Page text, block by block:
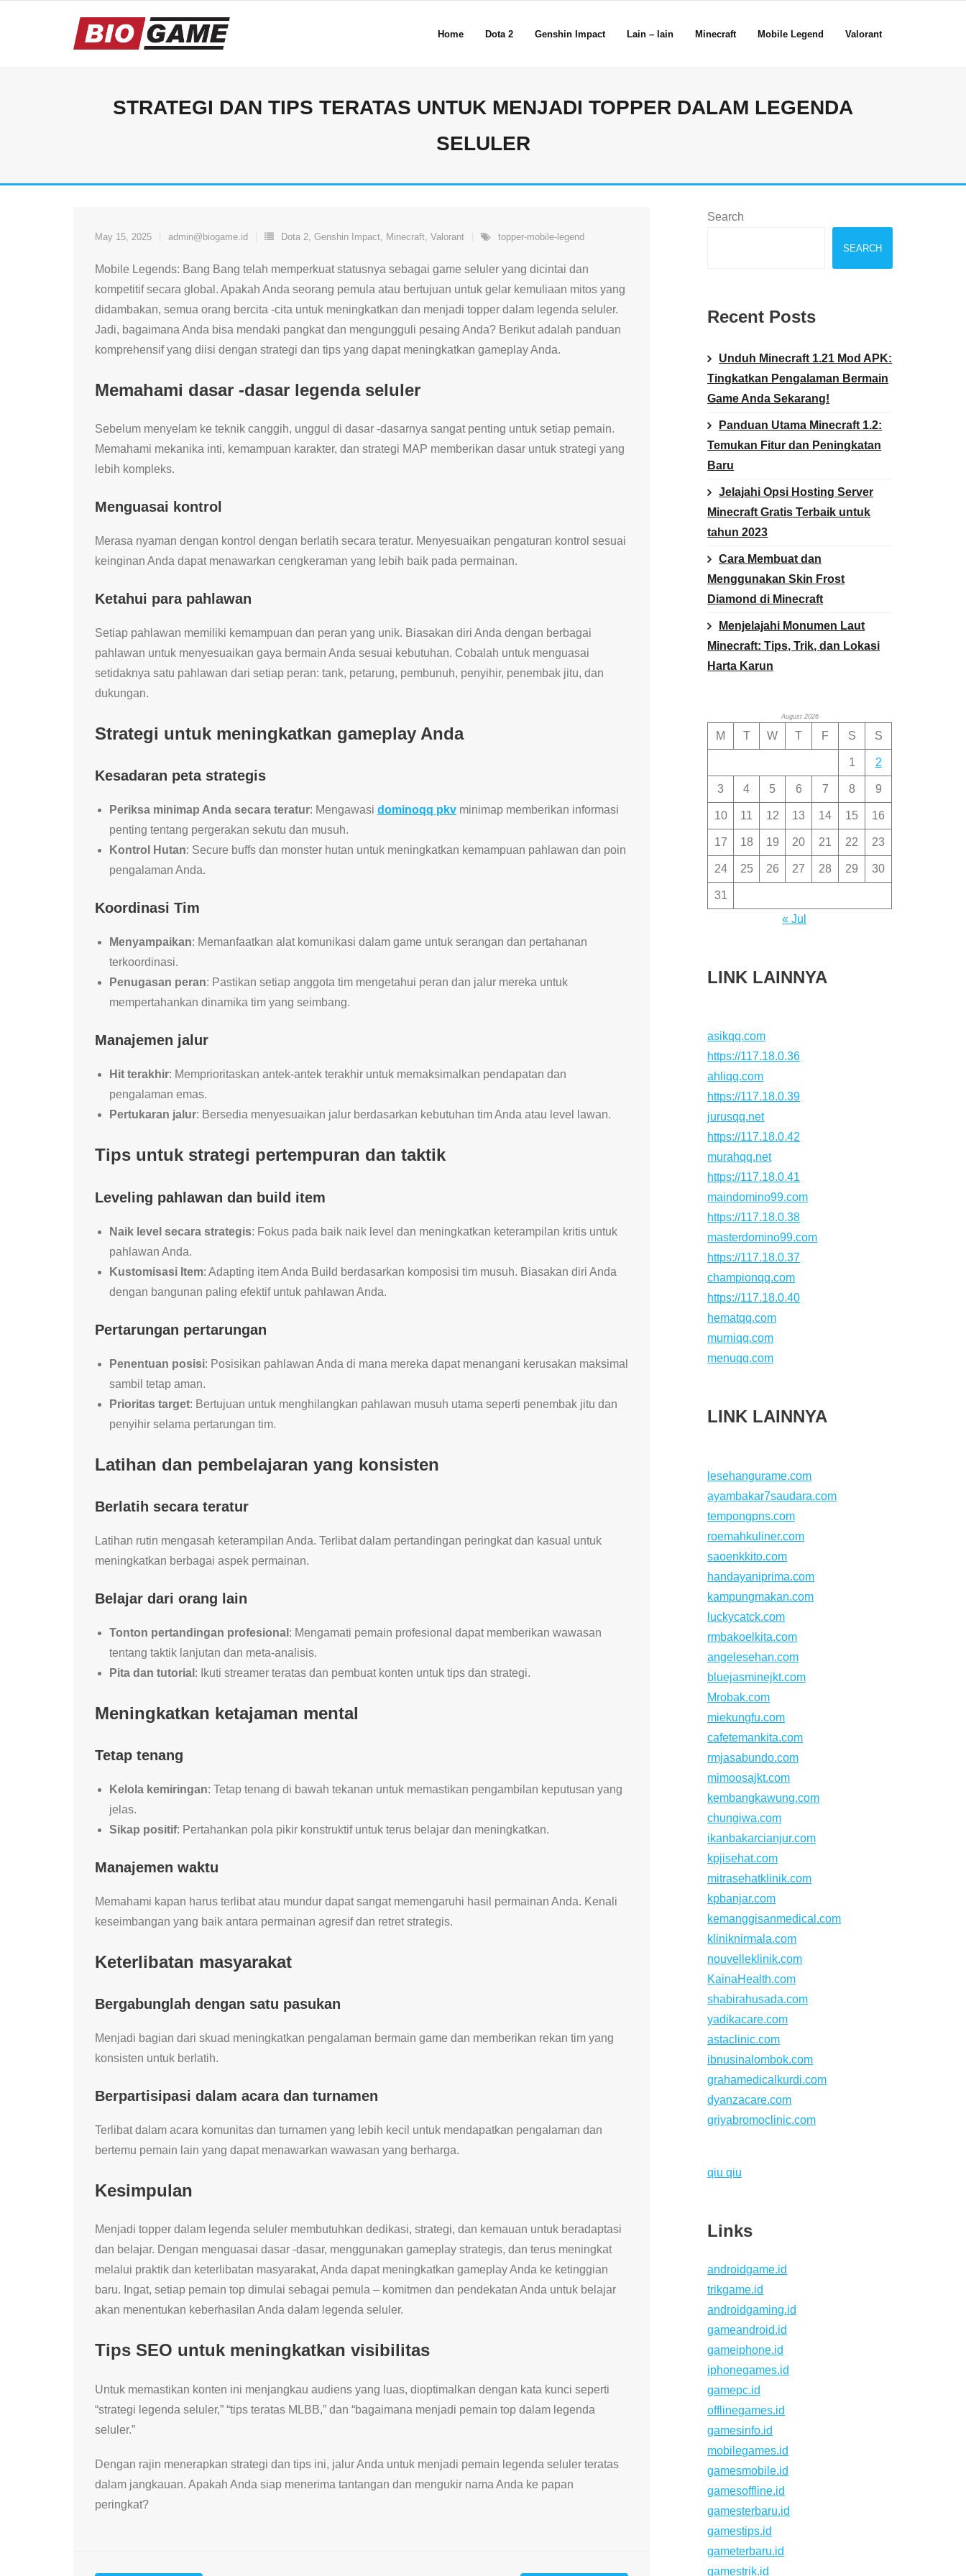
Home Dota 2 Genshin Impact Lain – lain Minecraft Mobile Legend Valorant
STRATEGI DAN TIPS TERATAS UNTUK MENJADI TOPPER DALAM LEGENDA
SELULER
May 15, 2025 admin@biogame.id Dota 2, Genshin Impact, Minecraft, Valorant topper-mobile-legend
Mobile Legends: Bang Bang telah memperkuat statusnya sebagai game seluler yang dicintai dan
kompetitif secara global. Apakah Anda seorang pemula atau bertujuan untuk gelar kemuliaan mitos yang
didambakan, semua orang bercita -cita untuk meningkatkan dan menjadi topper dalam legenda seluler.
Jadi, bagaimana Anda bisa mendaki pangkat dan mengungguli pesaing Anda? Berikut adalah panduan
komprehensif yang diisi dengan strategi dan tips yang dapat meningkatkan gameplay Anda.
Memahami dasar -dasar legenda seluler
Sebelum menyelam ke teknik canggih, unggul di dasar -dasarnya sangat penting untuk setiap pemain.
Memahami mekanika inti, kemampuan karakter, dan strategi MAP memberikan dasar untuk strategi yang
lebih kompleks.
Menguasai kontrol
Merasa nyaman dengan kontrol dengan berlatih secara teratur. Menyesuaikan pengaturan kontrol sesuai
keinginan Anda dapat menawarkan cengkeraman yang lebih baik pada permainan.
Ketahui para pahlawan
Setiap pahlawan memiliki kemampuan dan peran yang unik. Biasakan diri Anda dengan berbagai
pahlawan untuk menyesuaikan gaya bermain Anda sesuai kebutuhan. Cobalah untuk menguasai
setidaknya satu pahlawan dari setiap peran: tank, petarung, pembunuh, penyihir, penembak jitu, dan
dukungan.
Strategi untuk meningkatkan gameplay Anda
Kesadaran peta strategis
Periksa minimap Anda secara teratur: Mengawasi dominoqq pkv minimap memberikan informasi
penting tentang pergerakan sekutu dan musuh.
Kontrol Hutan: Secure buffs dan monster hutan untuk meningkatkan kemampuan pahlawan dan poin
pengalaman Anda.
Koordinasi Tim
Menyampaikan: Memanfaatkan alat komunikasi dalam game untuk serangan dan pertahanan
terkoordinasi.
Penugasan peran: Pastikan setiap anggota tim mengetahui peran dan jalur mereka untuk
mempertahankan dinamika tim yang seimbang.
Manajemen jalur
Hit terakhir: Memprioritaskan antek-antek terakhir untuk memaksimalkan pendapatan dan
pengalaman emas.
Pertukaran jalur: Bersedia menyesuaikan jalur berdasarkan kebutuhan tim Anda atau level lawan.
Tips untuk strategi pertempuran dan taktik
Leveling pahlawan dan build item
Naik level secara strategis: Fokus pada baik naik level dan meningkatkan keterampilan kritis untuk
pahlawan Anda.
Kustomisasi Item: Adapting item Anda Build berdasarkan komposisi tim musuh. Biasakan diri Anda
dengan bangunan paling efektif untuk pahlawan Anda.
Pertarungan pertarungan
Penentuan posisi: Posisikan pahlawan Anda di mana mereka dapat menangani kerusakan maksimal
sambil tetap aman.
Prioritas target: Bertujuan untuk menghilangkan pahlawan musuh utama seperti penembak jitu dan
penyihir selama pertarungan tim.
Latihan dan pembelajaran yang konsisten
Berlatih secara teratur
Latihan rutin mengasah keterampilan Anda. Terlibat dalam pertandingan peringkat dan kasual untuk
meningkatkan berbagai aspek permainan.
Belajar dari orang lain
Tonton pertandingan profesional : Mengamati pemain profesional dapat memberikan wawasan
tentang taktik lanjutan dan meta-analisis.
Pita dan tutorial : Ikuti streamer teratas dan pembuat konten untuk tips dan strategi.
Meningkatkan ketajaman mental
Tetap tenang
Kelola kemiringan: Tetap tenang di bawah tekanan untuk memastikan pengambilan keputusan yang
jelas.
Sikap positif: Pertahankan pola pikir konstruktif untuk terus belajar dan meningkatkan.
Manajemen waktu
Memahami kapan harus terlibat atau mundur dapat sangat memengaruhi hasil permainan Anda. Kenali
keseimbangan yang baik antara permainan agresif dan retret strategis.
Keterlibatan masyarakat
Bergabunglah dengan satu pasukan
Menjadi bagian dari skuad meningkatkan pengalaman bermain game dan memberikan rekan tim yang
konsisten untuk berlatih.
Berpartisipasi dalam acara dan turnamen
Terlibat dalam acara komunitas dan turnamen yang lebih kecil untuk mendapatkan pengalaman dan
bertemu pemain lain yang dapat menawarkan wawasan yang berharga.
Kesimpulan
Menjadi topper dalam legenda seluler membutuhkan dedikasi, strategi, dan kemauan untuk beradaptasi
dan belajar. Dengan menguasai dasar -dasar, menggunakan gameplay strategis, dan terus meningkat
melalui praktik dan keterlibatan masyarakat, Anda dapat meningkatkan gameplay Anda ke ketinggian
baru. Ingat, setiap pemain top dimulai sebagai pemula – komitmen dan pendekatan Anda untuk belajar
akan menentukan keberhasilan Anda dalam legenda seluler.
Tips SEO untuk meningkatkan visibilitas
Untuk memastikan konten ini menjangkau audiens yang luas, dioptimalkan dengan kata kunci seperti
“strategi legenda seluler,” “tips teratas MLBB,” dan “bagaimana menjadi pemain top dalam legenda
seluler.”
Dengan rajin menerapkan strategi dan tips ini, jalur Anda untuk menjadi pemain legenda seluler teratas
dalam jangkauan. Apakah Anda siap menerima tantangan dan mengukir nama Anda ke papan
peringkat?
Search
SEARCH
Recent Posts
Unduh Minecraft 1.21 Mod APK:
Tingkatkan Pengalaman Bermain
Game Anda Sekarang!
Panduan Utama Minecraft 1.2:
Temukan Fitur dan Peningkatan
Baru
Jelajahi Opsi Hosting Server
Minecraft Gratis Terbaik untuk
tahun 2023
Cara Membuat dan
Menggunakan Skin Frost
Diamond di Minecraft
Menjelajahi Monumen Laut
Minecraft: Tips, Trik, dan Lokasi
Harta Karun
August 2026
M T W T F S S
1 2
3 4 5 6 7 8 9
10 11 12 13 14 15 16
17 18 19 20 21 22 23
24 25 26 27 28 29 30
31
« Jul
LINK LAINNYA
asikqq.com
https://117.18.0.36
ahliqq.com
https://117.18.0.39
jurusqq.net
https://117.18.0.42
murahqq.net
https://117.18.0.41
maindomino99.com
https://117.18.0.38
masterdomino99.com
https://117.18.0.37
championqq.com
https://117.18.0.40
hematqq.com
murniqq.com
menuqq.com
LINK LAINNYA
lesehangurame.com
ayambakar7saudara.com
tempongpns.com
roemahkuliner.com
saoenkkito.com
handayaniprima.com
kampungmakan.com
luckycatck.com
rmbakoelkita.com
angelesehan.com
bluejasminejkt.com
Mrobak.com
miekungfu.com
cafetemankita.com
rmjasabundo.com
mimoosajkt.com
kembangkawung.com
chungiwa.com
ikanbakarcianjur.com
kpjisehat.com
mitrasehatklinik.com
kpbanjar.com
kemanggisanmedical.com
kliniknirmala.com
nouvelleklinik.com
KainaHealth.com
shabirahusada.com
yadikacare.com
astaclinic.com
ibnusinalombok.com
grahamedicalkurdi.com
dyanzacare.com
griyabromoclinic.com
qiu qiu
Links
androidgame.id
trikgame.id
androidgaming.id
gameandroid.id
gameiphone.id
iphonegames.id
gamepc.id
offlinegames.id
gamesinfo.id
mobilegames.id
gamesmobile.id
gamesoffline.id
gamesterbaru.id
gamestips.id
gameterbaru.id
gamestrik.id